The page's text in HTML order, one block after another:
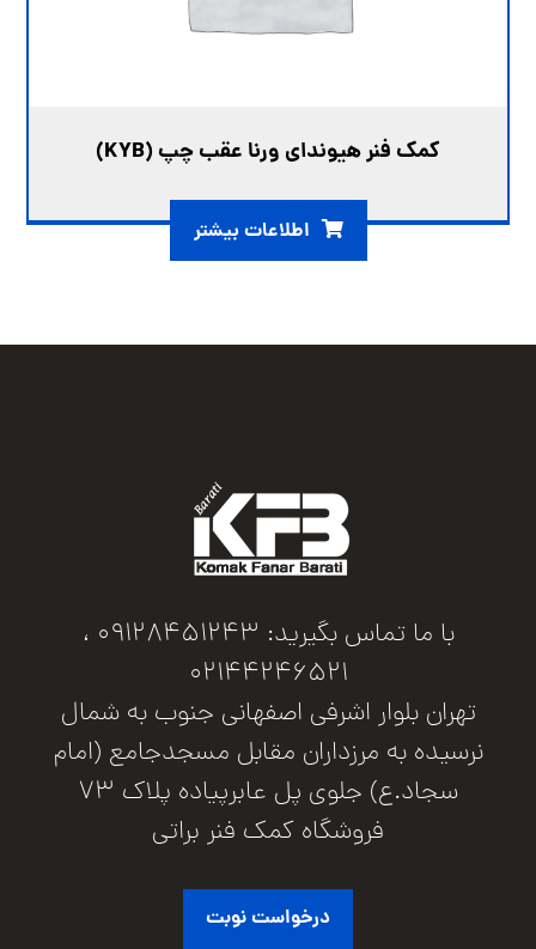
کمک فنر هیوندای ورنا عقب چپ (KYB)
اطلاعات بیشتر
با ما تماس بگیرید: 09128451243 ،
02144246521
تهران بلوار اشرفی اصفهانی جنوب به شمال
نرسیده به مرزداران مقابل مسجدجامع (امام
سجاد.ع) جلوی پل عابرپیاده پلاک 73
فروشگاه کمک فنر براتی
درخواست نوبت